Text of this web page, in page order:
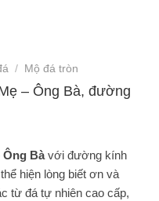
/ Mộ đá tròn
– Ông Bà, đường
Ông Bàvới đường kính
hiện lòng biết ơn và
từ đá tự nhiên cao cấp,